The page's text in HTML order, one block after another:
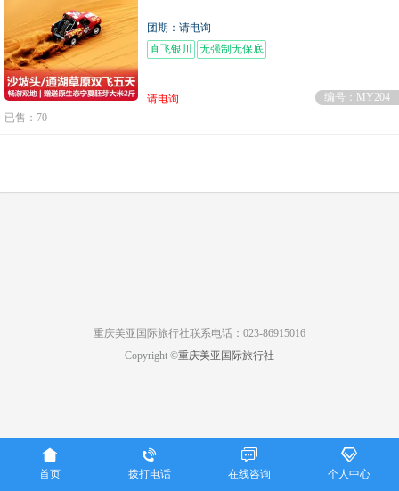
团期：请电询
直飞银川
无强制无保底
请电询
编号：MY204
已售：70
重庆美亚国际旅行社联系电话：023-86915016
Copyright ©重庆美亚国际旅行社

首页

拨打电话

在线咨询

个人中心